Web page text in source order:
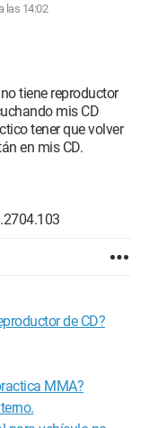
las 14:02
tiene reproductor
mis CD
tener que volver
en mis CD.
de CD?
MMA?